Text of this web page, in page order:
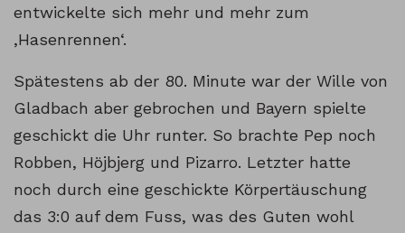
entwickelte sich mehr und mehr zum
‚Hasenrennen‘.
Spätestens ab der 80. Minute war der Wille von
Gladbach aber gebrochen und Bayern spielte
geschickt die Uhr runter. So brachte Pep noch
Robben, Höjbjerg und Pizarro. Letzter hatte
noch durch eine geschickte Körpertäuschung
das 3:0 auf dem Fuss, was des Guten wohl